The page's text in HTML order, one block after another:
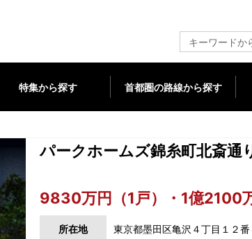
特集から探す 首都圏の路線から探す
パークホームズ錦糸町北斎通
9830万円（1戸）・1億2100
所在地 東京都墨田区亀沢４丁目１２番